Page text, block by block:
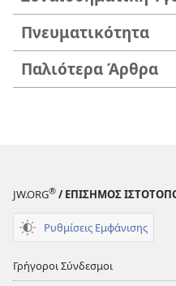
Πνευματικότητα
Παλιότερα Άρθρα
JW.ORG® / ΕΠΙΣΗΜΟΣ
Ρυθμίσεις Εμφάνισης
Γρήγοροι Σύνδεσμοι